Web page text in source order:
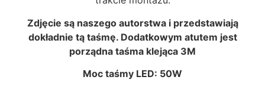
Zdjęcie są naszego autorstwa i przedstawiają
dokładnie tą taśmę. Dodatkowym atutem jest
porządna taśma klejąca 3M
Moc taśmy LED: 50W